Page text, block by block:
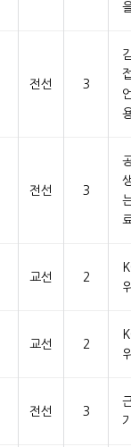
전선 3
전선 3
교선 2
교선 2
전선 3